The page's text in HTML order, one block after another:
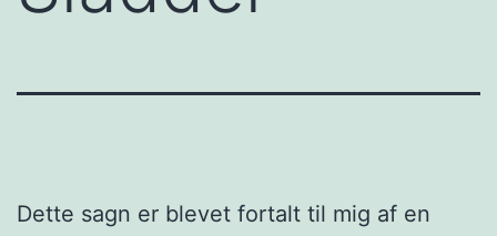
Dette sagn er blevet fortalt til mig af en